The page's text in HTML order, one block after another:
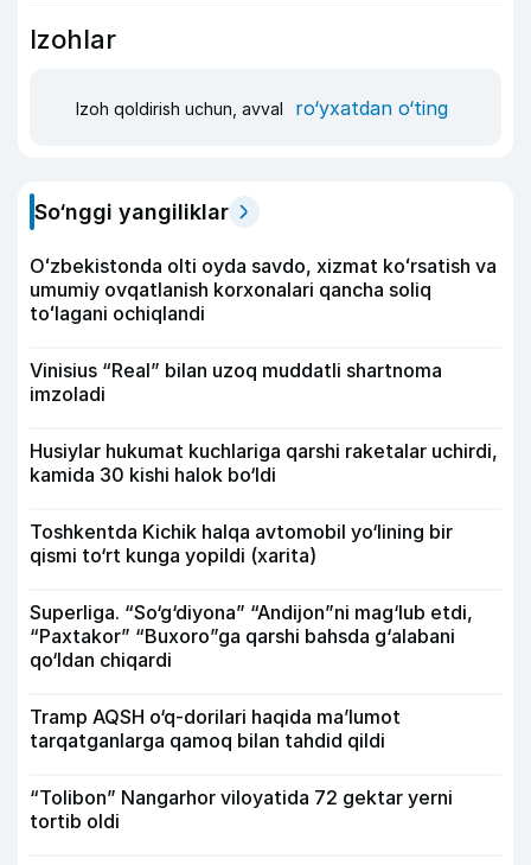
Izohlar
Izoh qoldirish uchun, avval ro‘yxatdan o‘ting
So‘nggi yangiliklar
Oʻzbekistonda olti oyda savdo, xizmat koʻrsatish va
umumiy ovqatlanish korxonalari qancha soliq
toʻlagani ochiqlandi
Vinisius “Real” bilan uzoq muddatli shartnoma
imzoladi
Husiylar hukumat kuchlariga qarshi raketalar uchirdi,
kamida 30 kishi halok bo‘ldi
Toshkentda Kichik halqa avtomobil yo‘lining bir
qismi to‘rt kunga yopildi (xarita)
Superliga. “So‘g‘diyona” “Andijon”ni mag‘lub etdi,
“Paxtakor” “Buxoro”ga qarshi bahsda g‘alabani
qo‘ldan chiqardi
Tramp AQSH o‘q-dorilari haqida ma’lumot
tarqatganlarga qamoq bilan tahdid qildi
“Tolibon” Nangarhor viloyatida 72 gektar yerni
tortib oldi